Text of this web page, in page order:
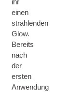
ihr
einen
strahlenden
Glow.
Bereits
nach
der
ersten
Anwendung